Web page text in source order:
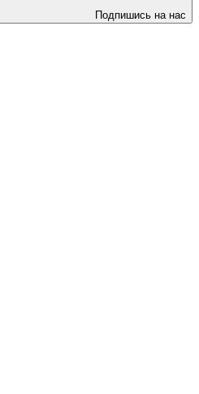
Подпишись на нас